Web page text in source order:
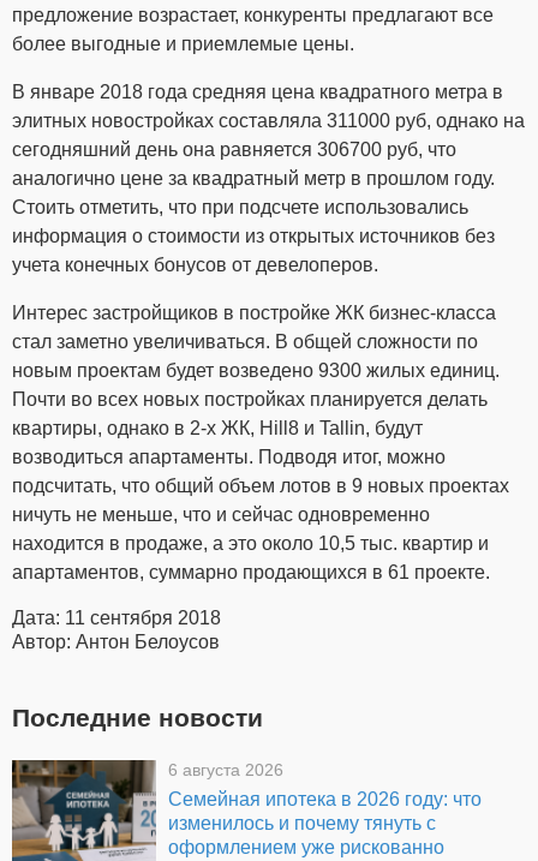
предложение возрастает, конкуренты предлагают все
более выгодные и приемлемые цены.
В январе 2018 года средняя цена квадратного метра в
элитных новостройках составляла 311000 руб, однако на
сегодняшний день она равняется 306700 руб, что
аналогично цене за квадратный метр в прошлом году.
Стоить отметить, что при подсчете использовались
информация о стоимости из открытых источников без
учета конечных бонусов от девелоперов.
Интерес застройщиков в постройке ЖК бизнес-класса
стал заметно увеличиваться. В общей сложности по
новым проектам будет возведено 9300 жилых единиц.
Почти во всех новых постройках планируется делать
квартиры, однако в 2-х ЖК, Hill8 и Tallin, будут
возводиться апартаменты. Подводя итог, можно
подсчитать, что общий объем лотов в 9 новых проектах
ничуть не меньше, что и сейчас одновременно
находится в продаже, а это около 10,5 тыс. квартир и
апартаментов, суммарно продающихся в 61 проекте.
Дата: 11 сентября 2018
Автор: Антон Белоусов
Последние новости
6 августа 2026
Семейная ипотека в 2026 году: что
изменилось и почему тянуть с
оформлением уже рискованно